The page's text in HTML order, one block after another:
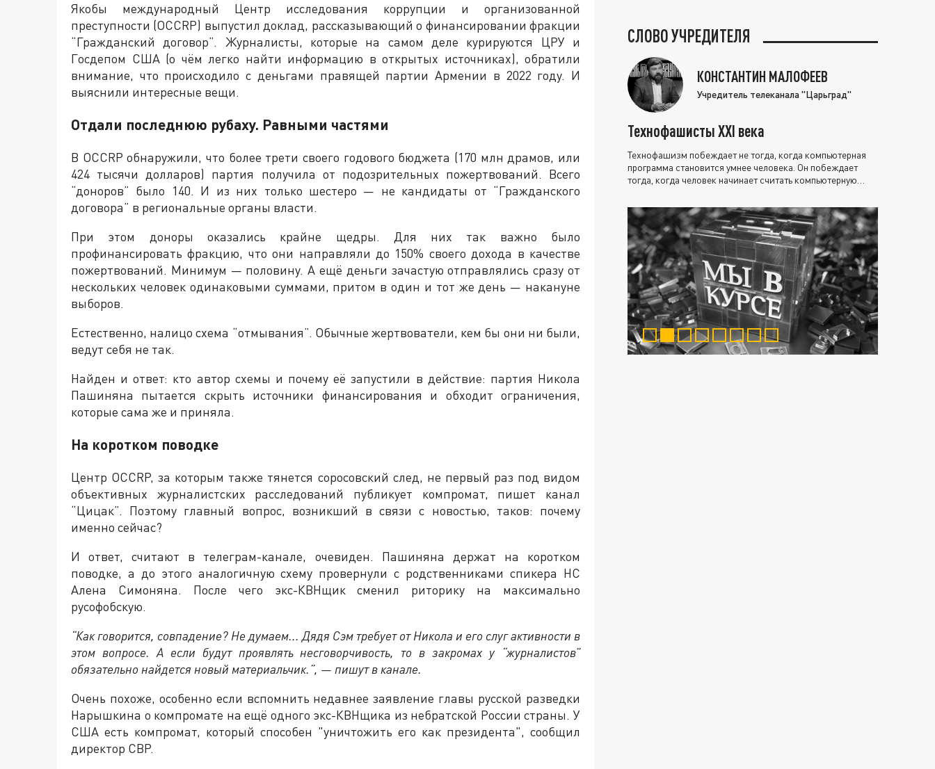
Якобы международный Центр исследования коррупции и организованной
преступности (OCCRP) выпустил доклад, рассказывающий о финансировании фракции
“Гражданский договор”. Журналисты, которые на самом деле курируются ЦРУ и
Госдепом США (о чём легко найти информацию в открытых источниках), обратили
внимание, что происходило с деньгами правящей партии Армении в 2022 году. И
выяснили интересные вещи.
Отдали последнюю рубаху. Равными частями
В OCCRP обнаружили, что более трети своего годового бюджета (170 млн драмов, или
424 тысячи долларов) партия получила от подозрительных пожертвований. Всего
“доноров” было 140. И из них только шестеро — не кандидаты от “Гражданского
договора” в региональные органы власти.
При этом доноры оказались крайне щедры. Для них так важно было
профинансировать фракцию, что они направляли до 150% своего дохода в качестве
пожертвований. Минимум — половину. А ещё деньги зачастую отправлялись сразу от
нескольких человек одинаковыми суммами, притом в один и тот же день — накануне
выборов.
Естественно, налицо схема “отмывания”. Обычные жертвователи, кем бы они ни были,
ведут себя не так.
Найден и ответ: кто автор схемы и почему её запустили в действие: партия Никола
Пашиняна пытается скрыть источники финансирования и обходит ограничения,
которые сама же и приняла.
На коротком поводке
Центр OCCRP, за которым также тянется соросовский след, не первый раз под видом
объективных журналистских расследований публикует компромат, пишет канал
“Цицак”. Поэтому главный вопрос, возникший в связи с новостью, таков: почему
именно сейчас?
И ответ, считают в телеграм-канале, очевиден. Пашиняна держат на коротком
поводке, а до этого аналогичную схему провернули с родственниками спикера НС
Алена Симоняна. После чего экс-КВНщик сменил риторику на максимально
русофобскую.
“Как говорится, совпадение? Не думаем... Дядя Сэм требует от Никола и его слуг активности в
этом вопросе. А если будут проявлять несговорчивость, то в закромах у “журналистов”
обязательно найдется новый материальчик.”, — пишут в канале.
Очень похоже, особенно если вспомнить недавнее заявление главы русской разведки
Нарышкина о компромате на ещё одного экс-КВНщика из небратской России страны. У
США есть компромат, который способен "уничтожить его как президента", сообщил
директор СВР.
СЛОВО УЧРЕДИТЕЛЯ
КОНСТАНТИН МАЛОФЕЕВ
Учредитель телеканала "Царьград"
Технофашисты XXI века
Технофашизм побеждает не тогда, когда компьютерная
программа становится умнее человека. Он побеждает
тогда, когда человек начинает считать компьютерную